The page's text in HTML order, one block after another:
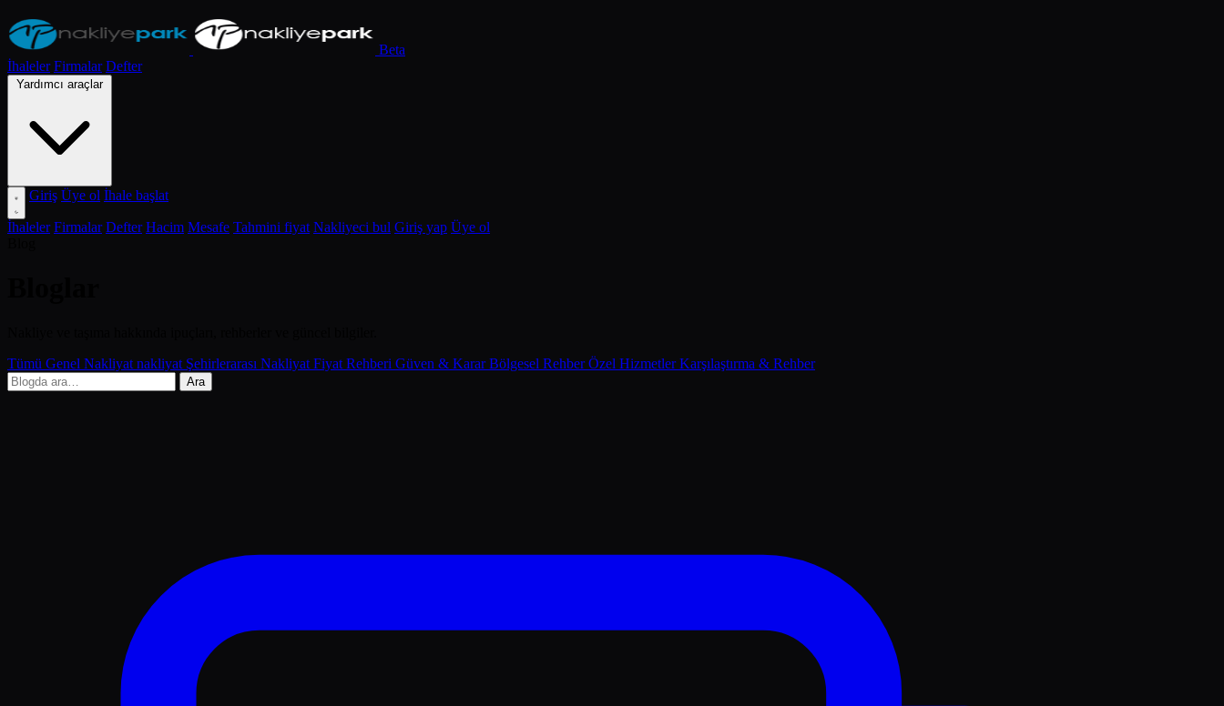
Beta
İhaleler Firmalar Defter
Yardımcı araçlar
Giriş Üye ol İhale başlat
İhaleler Firmalar Defter Hacim Mesafe Tahmini fiyat Nakliyeci bul Giriş yap Üye ol
Tümü Genel Nakliyat nakliyat Şehirlerarası Nakliyat Fiyat Rehberi Güven & KararBölgesel RehberÖzel HizmetlerKarşılaştırma & Rehber
Ara